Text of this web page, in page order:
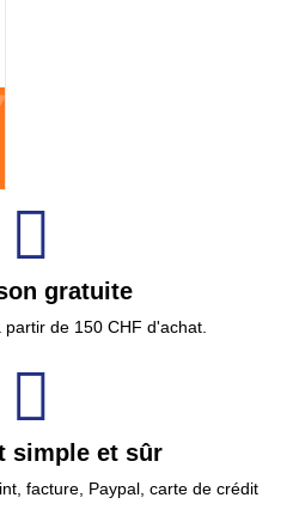
gratuite
de 150 CHF d'achat.
simple et sûr
facture, Paypal, carte de crédit